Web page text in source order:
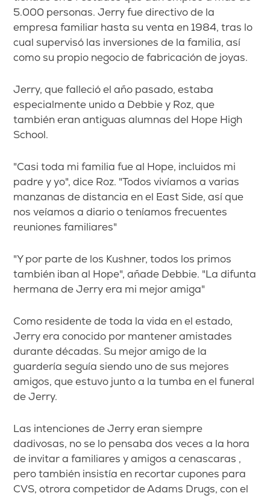
5.000 personas. Jerry fue directivo de la
empresa familiar hasta su venta en 1984, tras lo
cual supervisó las inversiones de la familia, así
como su propio negocio de fabricación de joyas.
Jerry, que falleció el año pasado, estaba
especialmente unido a Debbie y Roz, que
también eran antiguas alumnas del Hope High
School.
"Casi toda mi familia fue al Hope, incluidos mi
padre y yo", dice Roz. "Todos vivíamos a varias
manzanas de distancia en el East Side, así que
nos veíamos a diario o teníamos frecuentes
reuniones familiares"
"Y por parte de los Kushner, todos los primos
también iban al Hope", añade Debbie. "La difunta
hermana de Jerry era mi mejor amiga"
Como residente de toda la vida en el estado,
Jerry era conocido por mantener amistades
durante décadas. Su mejor amigo de la
guardería seguía siendo uno de sus mejores
amigos, que estuvo junto a la tumba en el funeral
de Jerry.
Las intenciones de Jerry eran siempre
dadivosas, no se lo pensaba dos veces a la hora
de invitar a familiares y amigos acenascaras ,
perotambién insistía en recortar cupones para
CVS, otrora competidor de Adams Drugs, conel